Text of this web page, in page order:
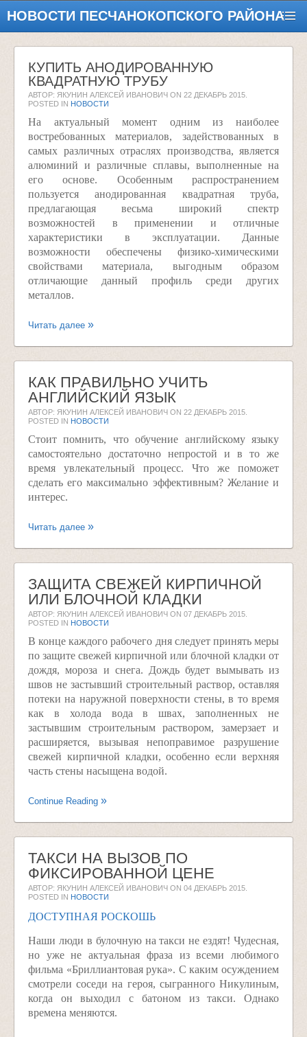
НОВОСТИ ПЕСЧАНОКОПСКОГО РАЙОНА
КУПИТЬ АНОДИРОВАННУЮ
КВАДРАТНУЮ ТРУБУ
АВТОР: ЯКУНИН АЛЕКСЕЙ ИВАНОВИЧ ON 22 ДЕКАБРЬ 2015
POSTED IN НОВОСТИ
На актуальный момент одним из наиболее
востребованных материалов, задействованных в
самых различных отраслях производства, является
алюминий и различные сплавы, выполненные на
его основе. Особенным распространением
пользуется анодированная квадратная труба,
предлагающая весьма широкий спектр
возможностей в применении и отличные
характеристики в эксплуатации. Данные
возможности обеспечены физико-химическими
свойствами материала, выгодным образом
отличающие данный профиль среди других
металлов.
Читать далее
КАК ПРАВИЛЬНО УЧИТЬ
АНГЛИЙСКИЙ ЯЗЫК
АВТОР: ЯКУНИН АЛЕКСЕЙ ИВАНОВИЧ ON 22 ДЕКАБРЬ 2015
POSTED IN НОВОСТИ
Стоит помнить, что обучение английскому языку
самостоятельно достаточно непростой и в то же
время увлекательный процесс. Что же поможет
сделать его максимально эффективным? Желание и
интерес.
Читать далее
ЗАЩИТА СВЕЖЕЙ КИРПИЧНОЙ
ИЛИ БЛОЧНОЙ КЛАДКИ
АВТОР: ЯКУНИН АЛЕКСЕЙ ИВАНОВИЧ ON 07 ДЕКАБРЬ 2015
POSTED IN НОВОСТИ
В конце каждого рабочего дня следует принять меры
по защите свежей кирпичной или блочной кладки от
дождя, мороза и снега. Дождь будет вымывать из
швов не застывший строительный раствор, оставляя
потеки на наружной поверхности стены, в то время
как в холода вода в швах, заполненных не
застывшим строительным раствором, замерзает и
расширяется, вызывая непоправимое разрушение
свежей кирпичной кладки, особенно если верхняя
часть стены насыщена водой.
Continue Reading
ТАКСИ НА ВЫЗОВ ПО
ФИКСИРОВАННОЙ ЦЕНЕ
АВТОР: ЯКУНИН АЛЕКСЕЙ ИВАНОВИЧ ON 04 ДЕКАБРЬ 2015
POSTED IN НОВОСТИ
ДОСТУПНАЯ РОСКОШЬ
Наши люди в булочную на такси не ездят! Чудесная,
но уже не актуальная фраза из всеми любимого
фильма «Бриллиантовая рука». С каким осуждением
смотрели соседи на героя, сыгранного Никулиным,
когда он выходил с батоном из такси. Однако
времена меняются.